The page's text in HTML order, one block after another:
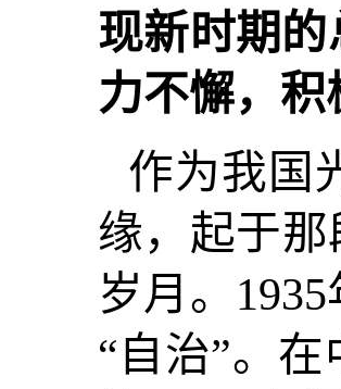
现新时期
力不懈，积
作为我国
缘，起于
岁月。
“自治”。